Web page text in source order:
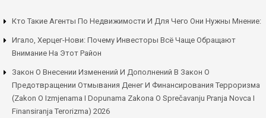
Кто Такие Агенты По Недвижимости И Для Чего Они Нужны Мнение:
Игало, Херцег-Нови: Почему Инвесторы Всё Чаще Обращают
Внимание На Этот Район
Закон О Внесении Изменений И Дополнений В Закон О
Предотвращении Отмывания Денег И Финансирования Терроризма
(Zakon O Izmjenama I Dopunama Zakona O Sprečavanju Pranja Novca I
Finansiranja Terorizma) 2026